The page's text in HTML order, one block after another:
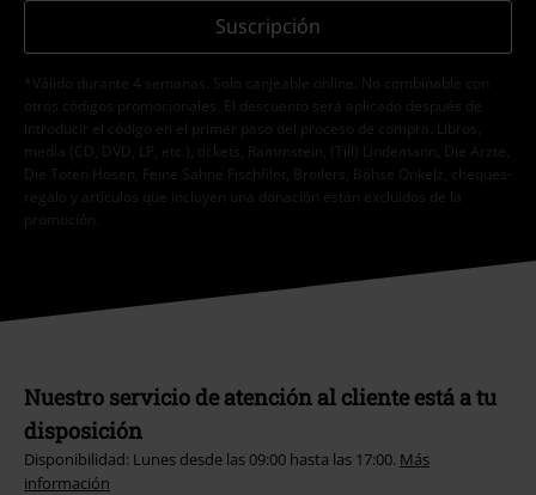
Suscripción
*Válido durante 4 semanas. Solo canjeable online. No combinable con
otros códigos promocionales. El descuento será aplicado después de
introducir el código en el primer paso del proceso de compra. Libros,
media (CD, DVD, LP, etc.), tickets, Rammstein, (Till) Lindemann, Die Ärzte,
Die Toten Hosen, Feine Sahne Fischfilet, Broilers, Böhse Onkelz, cheques-
regalo y artículos que incluyen una donación están excluidos de la
promoción.
Nuestro servicio de atención al cliente está a tu
disposición
Disponibilidad: Lunes desde las 09:00 hasta las 17:00. Más
información